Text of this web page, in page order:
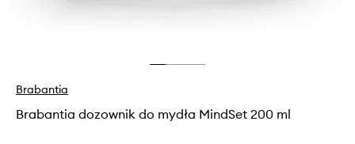
Brabantia
Brabantia dozownik do mydła MindSet 200 ml